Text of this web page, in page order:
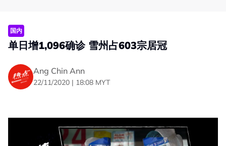
国内
单日增1,096确诊 雪州占603宗居冠
Ang Chin Ann
22/11/2020 | 18:08 MYT